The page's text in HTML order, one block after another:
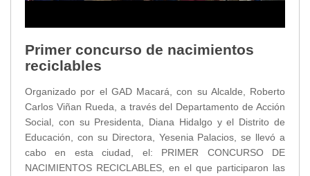
Primer concurso de nacimientos
reciclables
Organizado por el GAD Macará, con su Alcalde, Roberto
Carlos Viñan Rueda, a través del Departamento de Acción
Social, con su Presidenta, Diana Hidalgo y el Distrito de
Educación, con su Directora, Yesenia Palacios, se llevó a
cabo en esta ciudad, el: PRIMER CONCURSO DE
NACIMIENTOS RECICLABLES, en el que participaron las